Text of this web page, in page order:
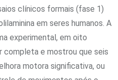
clínicos formais (fase 1)
em seres humanos. A
experimental, em oito
completa e mostrou que seis
motora significativa, ou